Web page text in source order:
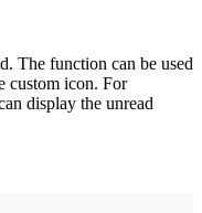
The function can be used
custom icon. For
display the unread